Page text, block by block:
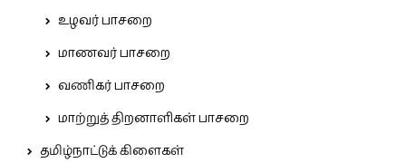
உழவர் பாசறை
மாணவர் பாசறை
வணிகர் பாசறை
மாற்றுத் திறனாளிகள் பாசறை
தமிழ்நாட்டுக் கிளைகள்